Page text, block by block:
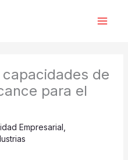
de
para el
Empresarial